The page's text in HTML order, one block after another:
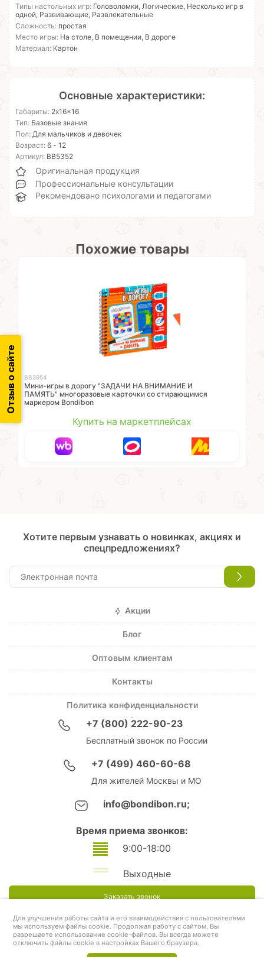
Типы настольных игр: Головоломки, Логические, Несколько игр в
одной, Развивающие, Развлекательные
Сложность: простая
Место игры: На столе, В помещении, В дороге
Материал: Картон
Основные характеристики:
Габариты: 2x16x16
Тип: Базовые знания
Пол: Для мальчиков и девочек
Возраст: 6 - 12
Артикул: ВВ5352
Оригинальная продукция
Профессиональные консультации
Рекомендовано психологами и педагогами
Похожие товары
ВВ3954
Мини-игры в дорогу "ЗАДАЧИ НА ВНИМАНИЕ И
ПАМЯТЬ" многоразовые карточки со стирающимся
маркером Bondibon
Купить на маркетплейсах
Отзыв о сайте
Хотите первым узнавать о новинках, акциях и
спецпредложениях?
Акции
Блог
Оптовым клиентам
Контакты
Политика конфиденциальности
+7 (800) 222-90-23
Бесплатный звонок по России
+7 (499) 460-60-68
Для жителей Москвы и МО
info@bondibon.ru;
Время приема звонков:
9:00-18:00
Выходные
Заказать звонок
Для улучшения работы сайта и его взаимодействия с пользователями
мы используем файлы cookie. Продолжая работу с сайтом, Вы
разрешаете использование cookie-файлов. Вы всегда можете
отключить файлы cookie в настройках Вашего браузера.